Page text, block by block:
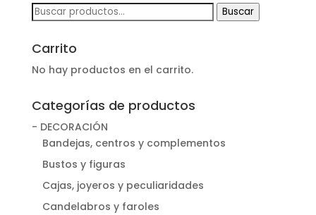
Buscar
Buscar
Carrito
No hay productos en el carrito.
Categorías de productos
- DECORACIÓN
Bandejas, centros y complementos
Bustos y figuras
Cajas, joyeros y peculiaridades
Candelabros y faroles